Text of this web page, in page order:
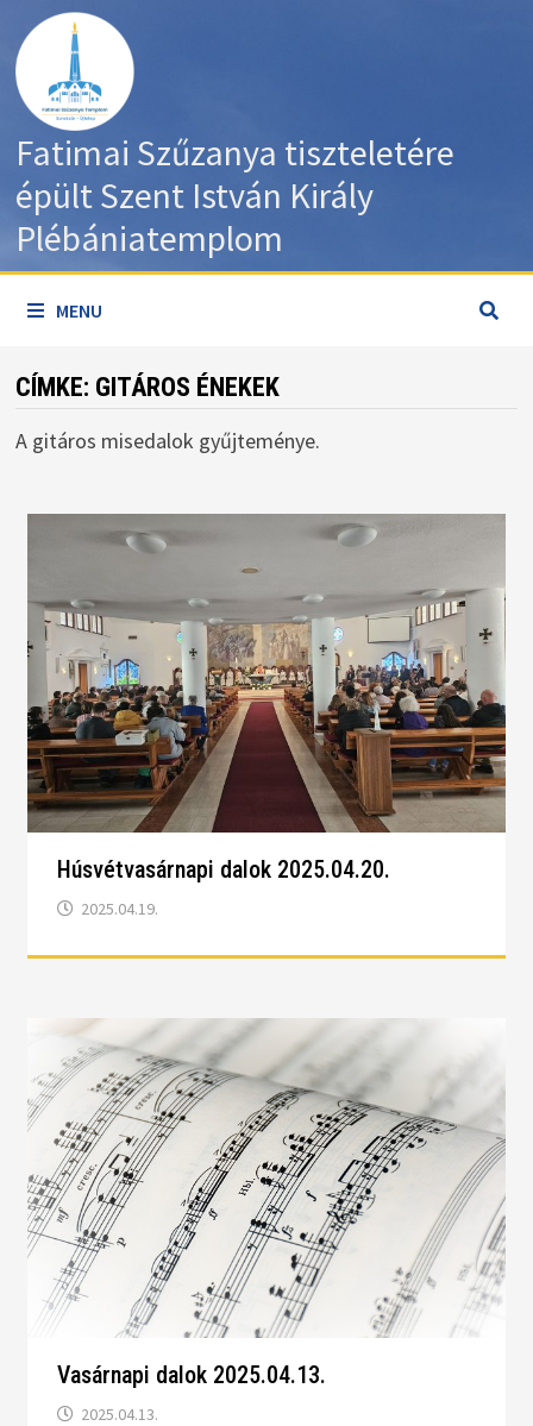
content
Fatimai Szűzanya tiszteletére
épült Szent István Király
Plébániatemplom
MENU
CÍMKE: GITÁROS ÉNEKEK
A gitáros misedalok gyűjteménye.
Húsvétvasárnapi dalok 2025.04.20.
2025.04.19.
Vasárnapi dalok 2025.04.13.
2025.04.13.